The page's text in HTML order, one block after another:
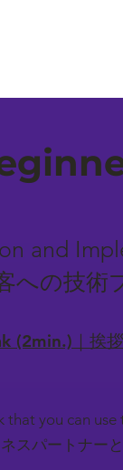
and
への技術
(2min.)｜挨
that you can
スパートナー